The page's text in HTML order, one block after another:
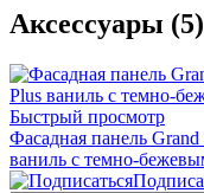
Аксессуары (5)
Быстрый просмотр
Фасадная панель
ваниль с темно-